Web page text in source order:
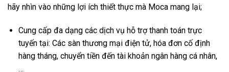
hãy nhìn vào những lợi ích thiết thực mà Moca mang lại;
Cung cấp đa dạng các dịch vụ hỗ trợ thanh toán trực
tuyến tại: Các sàn thương mại điện tử, hóa đơn cố định
hàng tháng, chuyển tiền đến tài khoản ngân hàng cá nhân,
…